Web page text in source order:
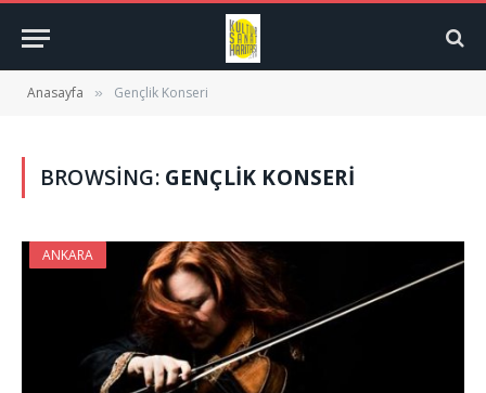
Anasayfa » Gençlik Konseri
BROWSING: GENÇLIK KONSERI
ANKARA